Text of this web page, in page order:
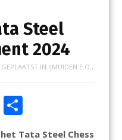
Steel
2024
IN IJMUIDEN E.O. ,
m
D
Tata Steel Chess